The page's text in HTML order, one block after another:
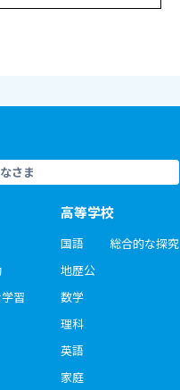
さま
習
高等学校
国語
地歴公
数学
理科
英語
家庭
総合的な探究